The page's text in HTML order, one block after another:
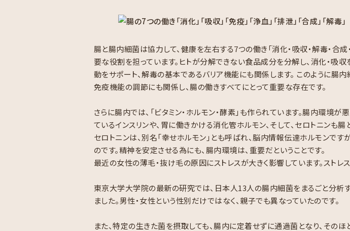
腸と腸内細菌は協力して、健康を左右する7つの働き「消化・吸収・解毒・合
要な役割を担っています。ヒトが分解できない食品成分を分解し、消化・吸
動をサポート、解毒の基本であるバリア機能にも関係します。 このように腸
免疫機能の調節にも関係し、腸の働きすべてにとって重要な存在です。
さらに腸内では、「ビタミン・ホルモン・酵素」も作られています。腸内環境
ているインスリンや、胃に働きかける消化管ホルモン、そして、セロトニンも
セロトニンは、別名「幸せホルモン」とも呼ばれ、脳内情報伝達ホルモンで
のです。精神を安定させる為にも、腸内環境は、重要だということです。
最近の女性の薄毛・抜け毛の原因にストレスが大きく影響しています。ストレ
東京大学大学院の最新の研究では、日本人13人の腸内細菌をまるごと分析
ました。男性・女性という性別だけではなく、親子でも異なっていたのです。
また、特定の生きた菌を摂取しても、腸内に定着せずに通過菌となり、その